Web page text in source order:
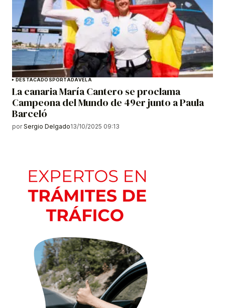
DESTACADOS PORTADAVELA
La canaria María Cantero se proclama
Campeona del Mundo de 49er junto a Paula
Barceló
por Sergio Delgado13/10/2025 09:13